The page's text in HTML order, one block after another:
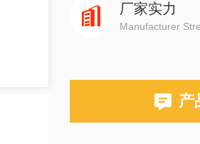
厂家实力
Manufacturer
产